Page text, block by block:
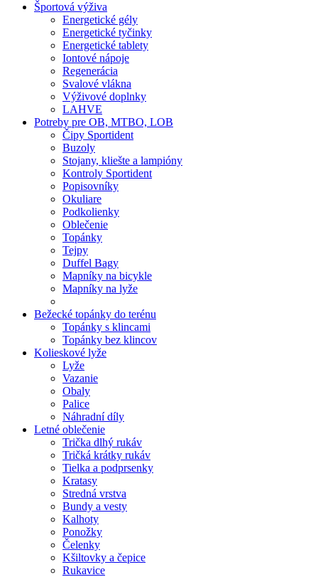
Športová výživa
Energetické gély
Energetické tyčinky
Energetické tablety
Iontové nápoje
Regenerácia
Svalové vlákna
Výživové doplnky
LAHVE
Potreby pre OB, MTBO, LOB
Čipy Sportident
Buzoly
Stojany, kliešte a lampióny
Kontroly Sportident
Popisovníky
Okuliare
Podkolienky
Oblečenie
Topánky
Tejpy
Duffel Bagy
Mapníky na bicykle
Mapníky na lyže
Bežecké topánky do terénu
Topánky s klincami
Topánky bez klincov
Kolieskové lyže
Lyže
Vazanie
Obaly
Palice
Náhradní díly
Letné oblečenie
Trička dlhý rukáv
Tričká krátky rukáv
Tielka a podprsenky
Kratasy
Stredná vrstva
Bundy a vesty
Kalhoty
Ponožky
Čelenky
Kšiltovky a čepice
Rukavice